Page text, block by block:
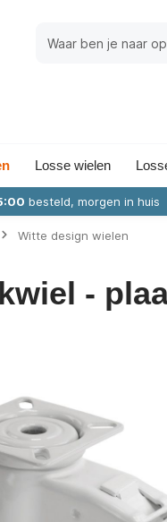
Losse wielen
besteld, morgen in huis
Witte design wielen
-